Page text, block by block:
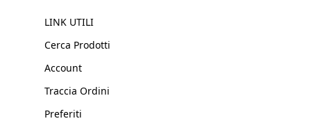
LINK UTILI
Cerca Prodotti
Account
Traccia Ordini
Preferiti